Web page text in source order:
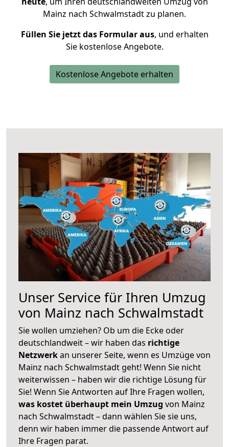
Mainz nach Schwalmstadt zu planen.
Füllen Sie jetzt das Formular aus, und erhalten
Sie kostenlose Angebote.
Kostenlose Angebote erhalten
Unser Service für Ihren Umzug
von Mainz nach Schwalmstadt
Sie wollen umziehen? Ob um die Ecke oder
deutschlandweit – wir haben das richtige
Netzwerkan unserer Seite, wenn es Umzüge von
Mainz nach Schwalmstadt geht! Wenn Sie nicht
weiterwissen – haben wir die richtige Lösung für
Sie! Wenn Sie Antworten auf Ihre Fragen wollen,
was kostet überhaupt mein Umzug von Mainz
nach Schwalmstadt – dann wählen Sie sie uns,
denn wir haben immer die passende Antwort auf
Ihre Fragen parat.